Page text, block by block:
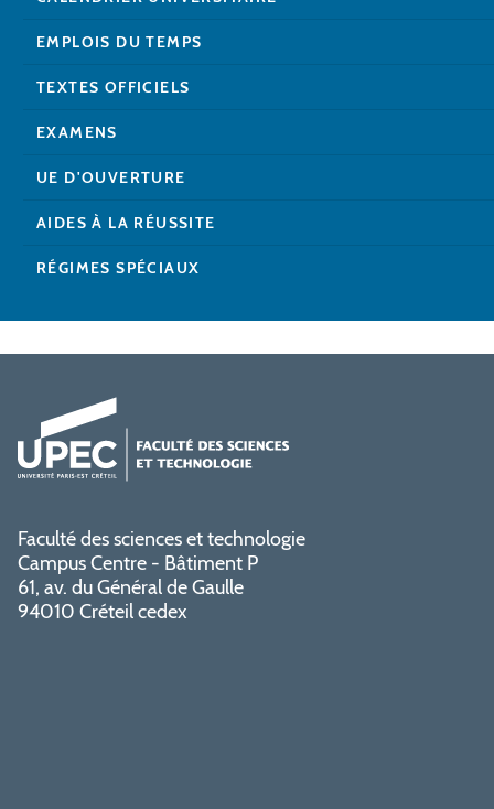
EMPLOIS DU TEMPS
TEXTES OFFICIELS
EXAMENS
UE D'OUVERTURE
AIDES À LA RÉUSSITE
RÉGIMES SPÉCIAUX
Faculté des sciences et technologie
Campus Centre - Bâtiment P
61, av. du Général de Gaulle
94010 Créteil cedex